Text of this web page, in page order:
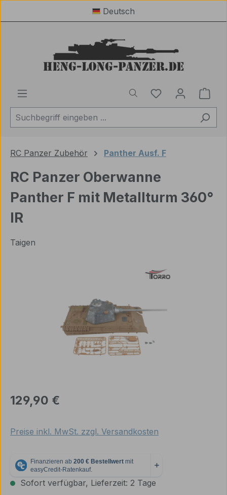
Zum Hauptinhalt springenDeutsch
Du hast 0
RC Panzer Zubehör Panther Ausf. F
RC Panzer Oberwanne
Panther F mit Metallturm 360°
IR
Taigen
Regulärer Preis:
129,90 €
Preise inkl. MwSt. zzgl. Versandkosten
Sofort verfügbar, Lieferzeit: 2 Tage